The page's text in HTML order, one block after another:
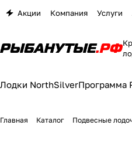
Акции Компания Услуги
Лодки NorthSilverПрограмма
Главная Каталог Подвесные